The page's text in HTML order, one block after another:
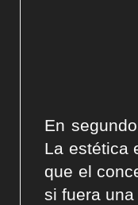
En
La estética
que el
si fuera